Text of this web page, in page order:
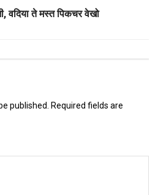
वदिया ते मस्त पिकचर वेखो
published.
Required fields are